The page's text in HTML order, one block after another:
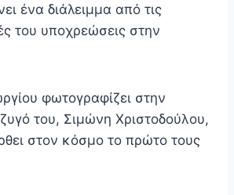
ένα διάλειμμα από τις
του υποχρεώσεις στην
φωτογραφίζει στην
του, Σιμώνη Χριστοδούλου,
στον κόσμο το πρώτο τους